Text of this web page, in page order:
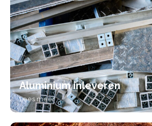
Aluminium inleveren
Lees meer